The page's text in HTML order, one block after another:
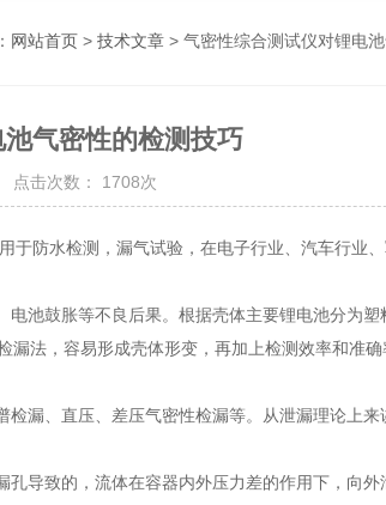
网站首页 > 技术文章 > 气密性综合测试仪对锂电
气密性的检测技巧
击次数： 1708次
防水检测，漏气试验，在电子行业、汽车行业、
池鼓胀等不良后果。根据壳体主要锂电池分为塑
法，容易形成壳体形变，再加上检测效率和准
、直压、差压气密性检漏等。从泄漏理论上来
导致的，流体在容器内外压力差的作用下，向外